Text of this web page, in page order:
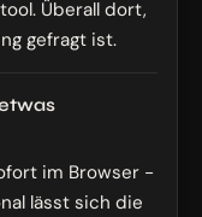
Überall dort,
gefragt ist.
im Browser -
lässt sich die